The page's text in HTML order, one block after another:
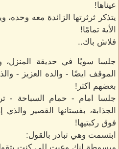
عيناها!
يتذكر ثرثرتها الزائدة معه وحده،
الأية تمامًا!
فلاش باك..
جلسا سويًا في حديقة
الموقف ايضًا - والده العزيز -
بعضهم اكثر!
جلسا امام - حمام السباحة -
الجذابة، بفستانها القصير
فوق ركبتيها!
ابتسمت وهي تبادر بالقول: